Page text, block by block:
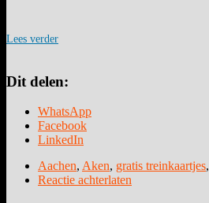
Lees verder
Dit delen:
WhatsApp
Facebook
LinkedIn
Aachen, Aken, gratis treinkaartjes,
Reactie achterlaten